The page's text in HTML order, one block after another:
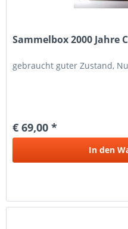
Sammelbox 2000 Jahre
gebraucht guter Zustand,
€ 69,00 *
In den